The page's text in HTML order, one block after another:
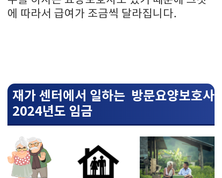
에 따라서 급여가 조금씩 달라집니다.
재가 센터에서 일하는 방문요양보호사
2024년도 임금